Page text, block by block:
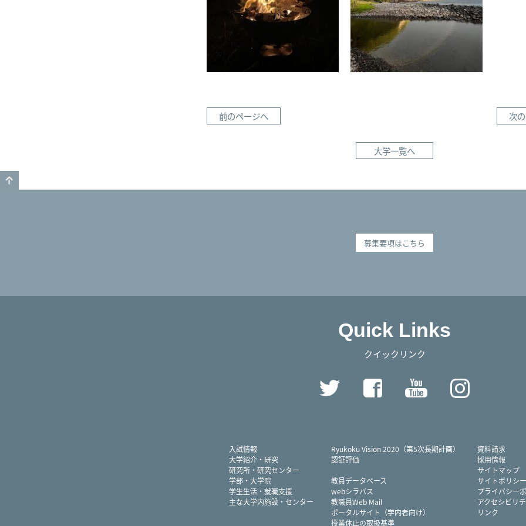
前のページへ 次
大学一覧へ
募集要項はこちら
Quick Links
クイックリンク
Twitter FacebookYouTube
入試情報
大学紹介・研究
研究所・研究センター
学部・大学院
学生生活・就職支援
主な大学内施設・センター
Ryukoku Vision 2020（第5次長期計画）
認証評価
教員データベース
webシラバス
教職員Web Mail
ポータルサイト（学内者向け）
授業休止の取扱基準
資料請求
採用情報
サイトマップ
サイトポリシー
プライバシー
アクセシビリ
リンク